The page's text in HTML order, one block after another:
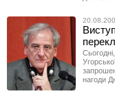
нагоди